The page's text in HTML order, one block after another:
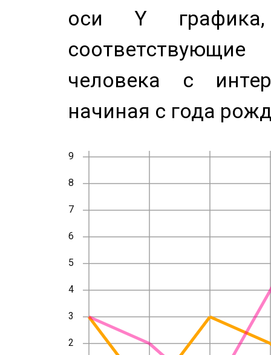
оси Y
человека с
начиная с года